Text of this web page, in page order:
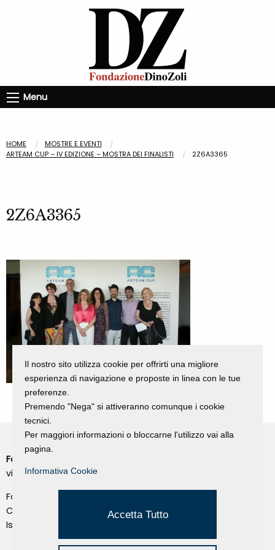
Menu
HOME
MOSTRE E EVENTI
ARTEAM CUP – IV EDIZIONE – MOSTRA DEI FINALISTI
2Z6A3365
2Z6A3365
Fondazione Dino Zoli
viale Bologna 288, Forlì
Fondo dot. euro 285.000 i.v.
CF e P.IVA 03692820404
Isc.Reg Per.Giu. n. 10404
Il nostro sito utilizza cookie per offrirti una migliore
esperienza di navigazione e proposte in linea con le tue
preferenze.
Premendo "Nega" si attiveranno comunque i cookie
tecnici.
Per maggiori informazioni o bloccarne l'utilizzo vai alla
pagina.
Informativa Cookie
Accetta Tutto